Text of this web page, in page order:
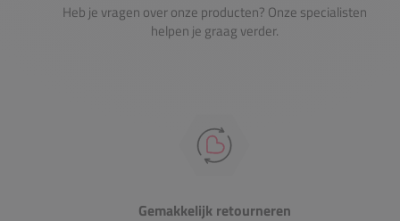
Heb je vragen over onze producten? Onze specialisten
helpen je graag verder.
Gemakkelijk retourneren